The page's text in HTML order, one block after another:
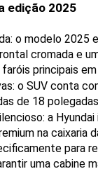
edição 2025
o modelo 2025
cromada e
principais em
o SUV conta
de 18
a
na caixaria
para
uma cabine